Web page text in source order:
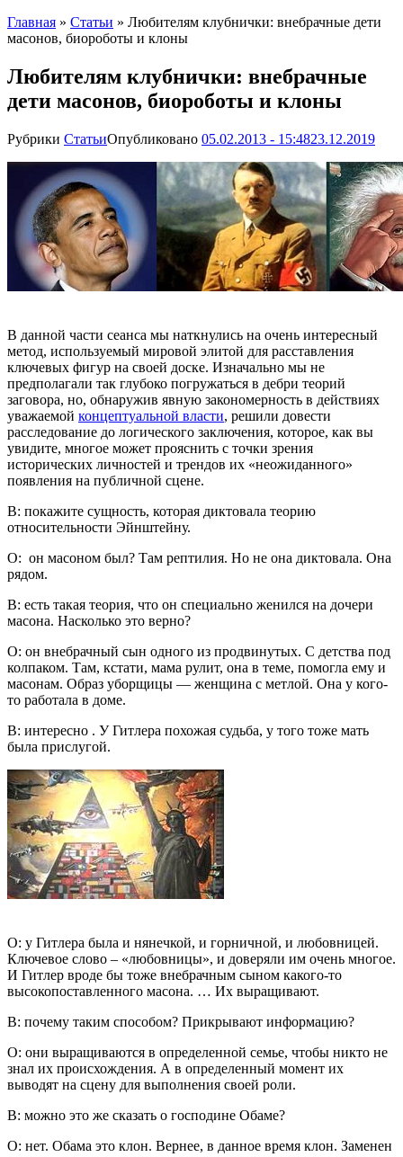
Главная » Статьи » Любителям клубнички: внебрачные дети
масонов, биороботы и клоны
Любителям клубнички: внебрачные
дети масонов, биороботы и клоны
Рубрики СтатьиОпубликовано 05.02.2013 - 15:4823.12.2019
В данной части сеанса мы наткнулись на очень интересный
метод, используемый мировой элитой для расставления
ключевых фигур на своей доске. Изначально мы не
предполагали так глубоко погружаться в дебри теорий
заговора, но, обнаружив явную закономерность в действиях
уважаемой концептуальной власти, решили довести
расследование до логического заключения, которое, как вы
увидите, многое может прояснить с точки зрения
исторических личностей и трендов их «неожиданного»
появления на публичной сцене.
В: покажите сущность, которая диктовала теорию
относительности Эйнштейну.
О: он масоном был? Там рептилия. Но не она диктовала. Она
рядом.
В: есть такая теория, что он специально женился на дочери
масона. Насколько это верно?
О: он внебрачный сын одного из продвинутых. С детства под
колпаком. Там, кстати, мама рулит, она в теме, помогла ему и
масонам. Образ уборщицы — женщина с метлой. Она у кого-
то работала в доме.
В: интересно . У Гитлера похожая судьба, у того тоже мать
была прислугой.
О: у Гитлера была и нянечкой, и горничной, и любовницей.
Ключевое слово – «любовницы», и доверяли им очень многое.
И Гитлер вроде бы тоже внебрачным сыном какого-то
высокопоставленного масона. … Их выращивают.
В: почему таким способом? Прикрывают информацию?
О: они выращиваются в определенной семье, чтобы никто не
знал их происхождения. А в определенный момент их
выводят на сцену для выполнения своей роли.
В: можно это же сказать о господине Обаме?
О: нет. Обама это клон. Вернее, в данное время клон. Заменен